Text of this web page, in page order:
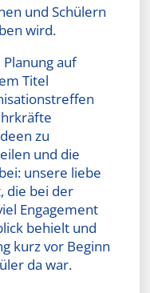
und Schülern
wird.
auf
Titel
zu
und die
unsere liebe
die bei der
Engagement
behielt und
kurz vor Beginn
da war.